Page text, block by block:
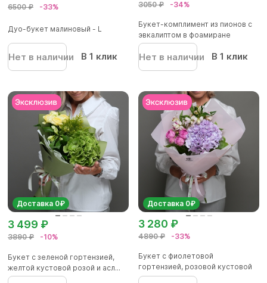
6500 ₽ -33%
Дуо-букет малиновый - L
Нет в наличии В 1 клик
3050 ₽ -34%
Букет-комплимент из пионов с
эвкалиптом в фоамиране
Нет в наличии В 1 клик
Доставка 0₽
3890 ₽ -10%
3 499 ₽
Букет с зеленой гортензией,
желтой кустовой розой и асл...
Доставка 0₽
4890 ₽ -33%
3 280 ₽
Букет с фиолетовой
гортензией, розовой кустовой
розой и...